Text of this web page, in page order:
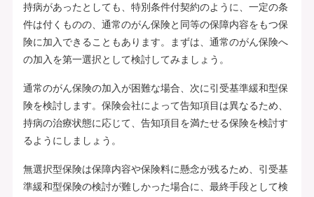
持病があったとしても、特別条件付契約のように、一定の条
件は付くものの、通常のがん保険と同等の保障内容をもつ保
険に加入できることもあります。まずは、通常のがん保険へ
の加入を第一選択として検討してみましょう。
通常のがん保険の加入が困難な場合、次に引受基準緩和型保
険を検討します。保険会社によって告知項目は異なるため、
持病の治療状態に応じて、告知項目を満たせる保険を検討す
るようにしましょう。
無選択型保険は保障内容や保険料に懸念が残るため、引受基
準緩和型保険の検討が難しかった場合に、最終手段として検